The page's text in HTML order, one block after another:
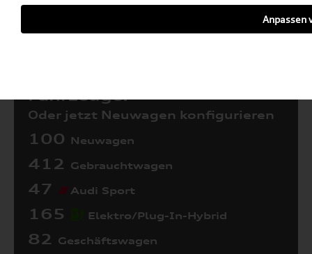
Fahrzeuge:
Oder jetzt Neuwagen konfigurieren
100 Neuwagen
412 Gebrauchtwagen
47 Audi Sport
165 Elektro/Plug-In-Hybrid
82 Geschäftswagen
Anpassen